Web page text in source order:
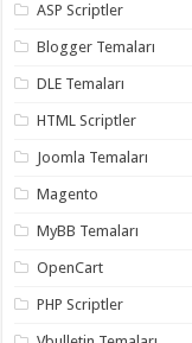
ASP Scriptler
Blogger Temaları
DLE Temaları
HTML Scriptler
Joomla Temaları
Magento
MyBB Temaları
OpenCart
PHP Scriptler